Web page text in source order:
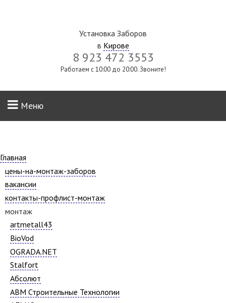
Установка Заборов
в Кирове
8 923 472 3553
Работаем с 10:00 до 20:00. Звоните!
Меню
Главная
цены-на-монтаж-заборов
вакансии
контакты-профлист-монтаж
монтаж
artmetall43
BioVod
OGRADA.NET
Stalfort
Абсолют
АВМ Строительные Технологии